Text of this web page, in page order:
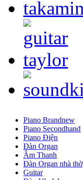
Piano Brandnew
Piano Secondhand
Piano Điện
Đàn Organ
Âm Thanh
Đàn Organ nhà thờ
Guitar